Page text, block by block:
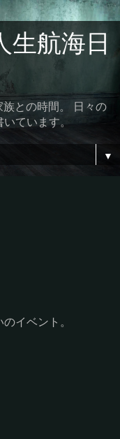
生航海日
との時間。 日々の
ています。
▼
イベント。